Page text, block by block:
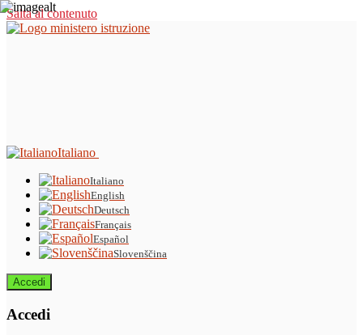
Salta al contenuto
Italiano
Italiano
English
Deutsch
Français
Español
Slovenščina
Accedi
Accedi